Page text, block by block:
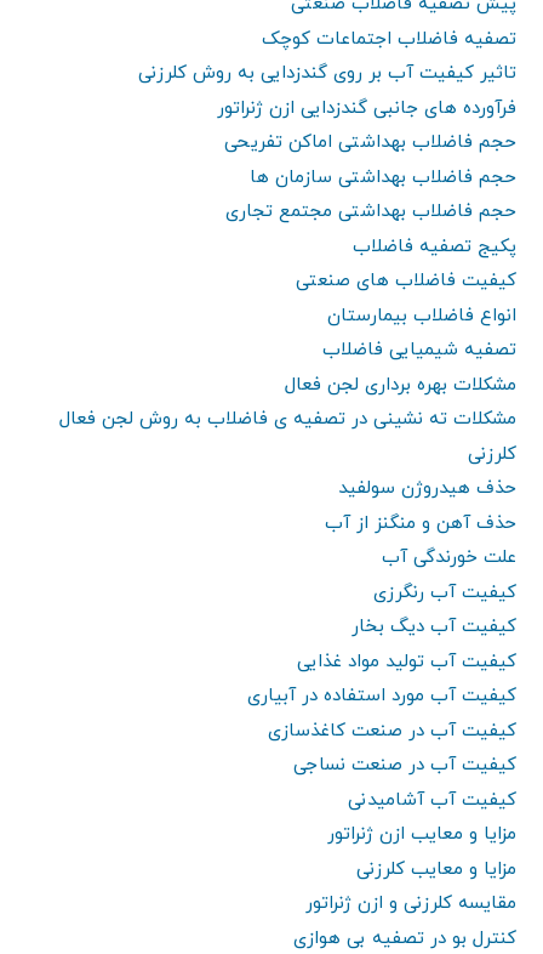
تصفیه فاضلاب اجتماعات کوچک
تاثیر کیفیت آب بر روی گندزدایی به روش کلرزنی
فرآورده های جانبی گندزدایی ازن ژنراتور
حجم فاضلاب بهداشتی اماکن تفریحی
حجم فاضلاب بهداشتی سازمان ها
حجم فاضلاب بهداشتی مجتمع تجاری
پکیج تصفیه فاضلاب
کیفیت فاضلاب های صنعتی
انواع فاضلاب بیمارستان
تصفیه شیمیایی فاضلاب
مشکلات بهره برداری لجن فعال
مشکلات ته نشینی در تصفیه ی فاضلاب به روش لجن فعال
کلرزنی
حذف هیدروژن سولفید
حذف آهن و منگنز از آب
علت خورندگی آب
کیفیت آب رنگرزی
کیفیت آب دیگ بخار
کیفیت آب تولید مواد غذایی
کیفیت آب مورد استفاده در آبیاری
کیفیت آب در صنعت کاغذسازی
کیفیت آب در صنعت نساجی
کیفیت آب آشامیدنی
مزایا و معایب ازن ژنراتور
مزایا و معایب کلرزنی
مقایسه کلرزنی و ازن ژنراتور
کنترل بو در تصفیه بی هوازی